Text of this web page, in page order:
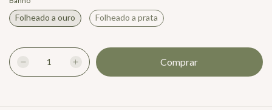
Folheado a ouro Folheado a prata